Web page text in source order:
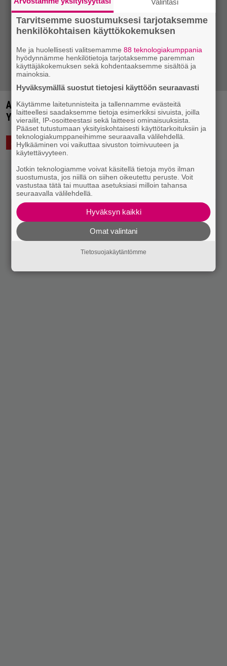
Ammuskelu rap-videon kuvauspaikalla
Yhdysvalloissa – yksi kuollut, neljä loukkaantunut
ASIAA 26.2.2017 10:52 Anssi Eriksson
Valintasi
Tarvitsemme suostumuksesi tarjotaksemme
henkilökohtaisen käyttökokemuksen
Me ja huolellisesti valitsemamme88 teknologiakumppania
hyödynnämme henkilötietoja tarjotaksemme paremman
käyttäjäkokemuksen sekä kohdentaaksemme sisältöä ja
mainoksia.
Hyväksymällä suostut tietojesi käyttöön seuraavasti
Käytämme laitetunnisteita ja tallennamme evästeitä
laitteellesi saadaksemme tietoja esimerkiksi sivuista, joilla
vierailit, IP-osoitteestasi sekä laitteesi ominaisuuksista.
Pääset tutustumaan yksityiskohtaisesti käyttötarkoituksiin ja
teknologiakumppaneihimme seuraavalla välilehdellä.
Hylkääminen voi vaikuttaa sivuston toimivuuteen ja
käytettävyyteen.
Jotkin teknologiamme voivat käsitellä tietoja myös ilman
suostumusta, jos niillä on siihen oikeutettu peruste. Voit
vastustaa tätä tai muuttaa asetuksiasi milloin tahansa
seuraavalla välilehdellä.
Hyväksyn kaikki
Omat valintani
Tietosuojakäytäntömme